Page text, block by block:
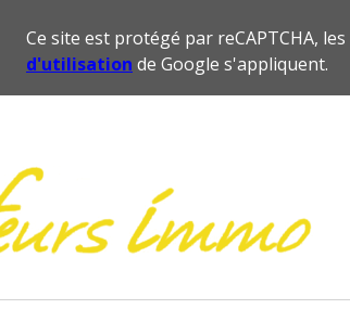
Ce site est protégé par reCAPTCHA, les
d'utilisation de Google s'appliquent.